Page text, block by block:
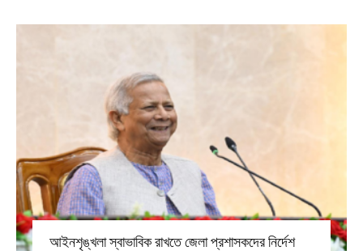
আইনশৃঙ্খলা স্বাভাবিক রাখতে জেলা প্রশাসকদের নির্দেশ